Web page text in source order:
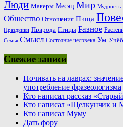
Люди Манеры Месяц Мир Мудрость
Общество Отношения Пища
Праздники Природа Птицы Разное
Семья Смысл Состояние человека Ум
Свежие записи
Почивать на лаврах:
употребление фразеологизма
Кто написал рассказ
Кто написал «Щелкунчик и
Кто написал Муму
Дать фору